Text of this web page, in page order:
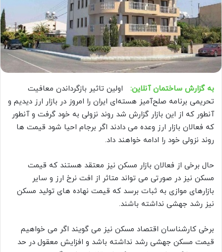
به گزارش ساختمان آنلاین:
اولین تاثیر بازگرداندن معافیت
تحریمی برنامه صلح‌آمیز هسته‌ای ایران را امروز در بازار ارز دیدیم و
آنطور که از این بازار گزارش شد روند نزولی به خود گرفت و آنطور
که فعالان بازار ارز وعده می دادند اگر برجام احیا شود قیمت ها
روند نزولی خود را ادامه خواهند داد.
حال برخی از فعالان بازار مسکن نیز معتقد هستند که قیمت
مسکن نیز در صورتی می تواند متاثر از افت نرخ ارز و سایر
بازارهای موازی به ثبات برسد که قیمت نهاده های تولید مسکن
نیز رشد جهشی نداشته باشند.
برخی کارشناسان اقتصاد مسکن نیز می گویند اگر می خواهیم
قیمت مسکن جهشی رشد نداشته باشد و افزایش معقول در حد